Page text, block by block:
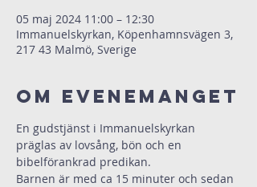
05 maj 2024 11:00 – 12:30
Immanuelskyrkan, Köpenhamnsvägen 3,
217 43 Malmö, Sverige
Om evenemanget
En gudstjänst i Immanuelskyrkan
präglas av lovsång, bön och en
bibelförankrad predikan.
Barnen är med ca 15 minuter och sedan